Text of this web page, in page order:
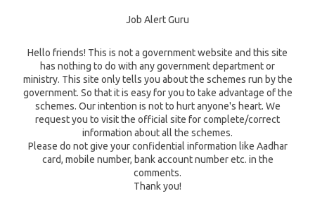
Job Alert Guru
Hello friends! This is not a government website and this site
has nothing to do with any government department or
ministry. This site only tells you about the schemes run by the
government. So that it is easy for you to take advantage of the
schemes. Our intention is not to hurt anyone's heart. We
request you to visit the official site for complete/correct
information about all the schemes.
Please do not give your confidential information like Aadhar
card, mobile number, bank account number etc. in the
comments.
Thank you!